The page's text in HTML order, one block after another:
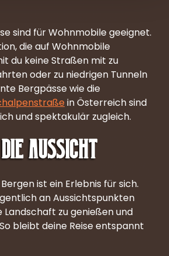
sind für Wohnmobile geeignet.
die auf Wohnmobile
du keine Straßen mit zu
oder zu niedrigen Tunneln
Bergpässe wie die
in Österreich sind
und spektakulär zugleich.
Aussicht
ist ein Erlebnis für sich.
an Aussichtspunkten
Landschaft zu genießen und
bleibt deine Reise entspannt